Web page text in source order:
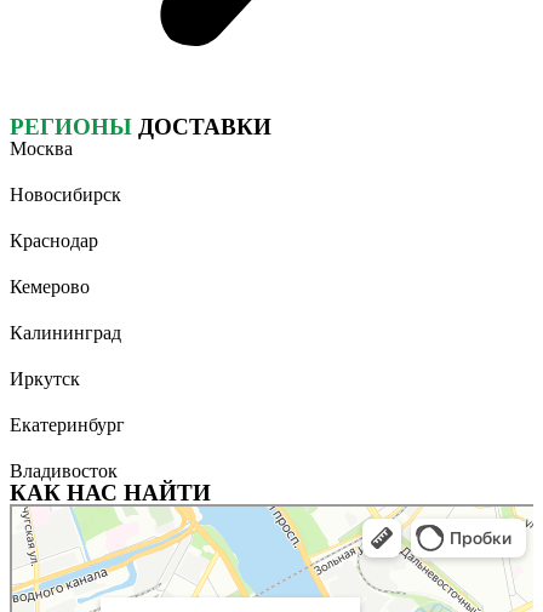
РЕГИОНЫ ДОСТАВКИ
Москва
Новосибирск
Краснодар
Кемерово
Калининград
Иркутск
Екатеринбург
Владивосток
КАК НАС НАЙТИ
Санкт‑Петербург
Яндекс Карты